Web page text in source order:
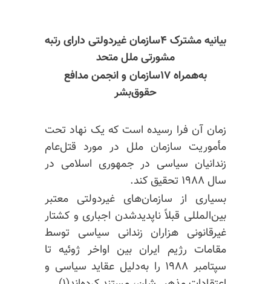
بیانیه مشترک ۴سازمان غیردولتی دارای رتبه
مشورتی ملل متحد
به‌همراه ۱۷سازمان و انجمن مدافع
حقوق‌بشر
زمان آن فرا رسیده است که یک نهاد تحت
مأموریت سازمان ملل در مورد قتل‌عام
زندانیان سیاسی در جمهوری اسلامی در
سال ۱۹۸۸ تحقیق کند.
بسیاری از سازمان‌های غیردولتی معتبر
بین‌المللی قبلاً ناپدیدشدن اجباری و کشتار
غیرقانونی هزاران زندانی سیاسی توسط
مقامات رژیم ایران بین اواخر ژوئیه تا
سپتامبر ۱۹۸۸ را به‌دلیل عقاید سیاسی و